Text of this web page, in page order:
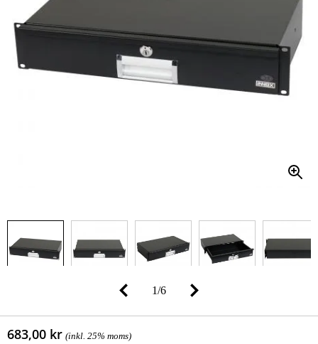
1/6
683,00 kr (inkl. 25% moms)